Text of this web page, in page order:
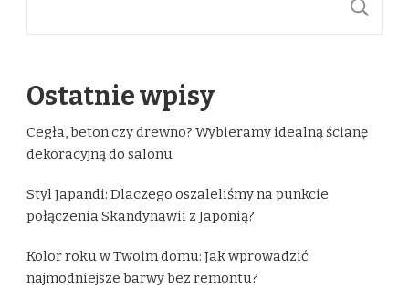
Ostatnie wpisy
Cegła, beton czy drewno? Wybieramy idealną ścianę
dekoracyjną do salonu
Styl Japandi: Dlaczego oszaleliśmy na punkcie
połączenia Skandynawii z Japonią?
Kolor roku w Twoim domu: Jak wprowadzić
najmodniejsze barwy bez remontu?